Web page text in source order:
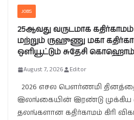
JOBS
25ஆவது வருடமாக கதிர்காமம்
மற்றும் ருஹுணு மகா
ஒளியூட்டும் சுதேசி
August 7, 2026 Editor
2026 எசல பௌர்ணமி
இலங்கையின் இரண்டு முக்கிய
தலங்களான கதிர்காமம் கிரி